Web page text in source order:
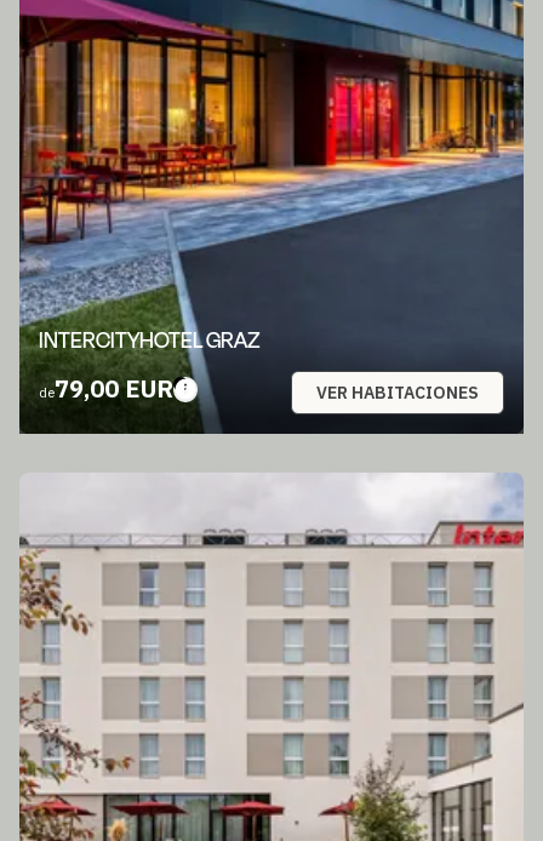
INTERCITYHOTEL GRAZ
de79,00 EUR VER HABITACIONES